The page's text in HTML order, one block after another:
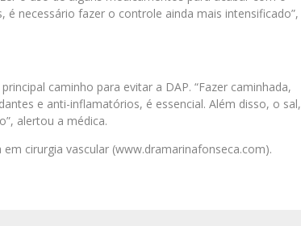
é necessário fazer o controle ainda mais intensificado”,
caminho para evitar a DAP. “Fazer caminhada,
e anti-inflamatórios, é essencial. Além disso, o sal,
alertou a médica.
cirurgia vascular (www.dramarinafonseca.com).